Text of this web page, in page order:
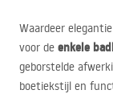
Waardeer
voor de enkele
geborstelde
boetiekstijl en